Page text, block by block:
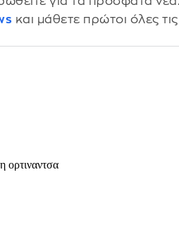
και μάθετε πρώτοι όλες τις